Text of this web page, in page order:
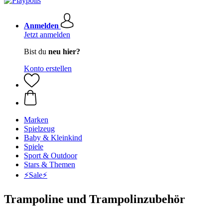
Anmelden
Jetzt anmelden
Bist du neu hier?
Konto erstellen
Marken
Spielzeug
Baby & Kleinkind
Spiele
Sport & Outdoor
Stars & Themen
⚡️Sale⚡️
Trampoline und Trampolinzubehör